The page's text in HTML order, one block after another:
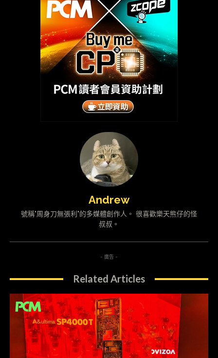
Andrew
號稱"周身刀無張利"的多媒體創作人。 很喜歡樂天熊仔的怪
叔叔。
- 廣告 -
Related Articles